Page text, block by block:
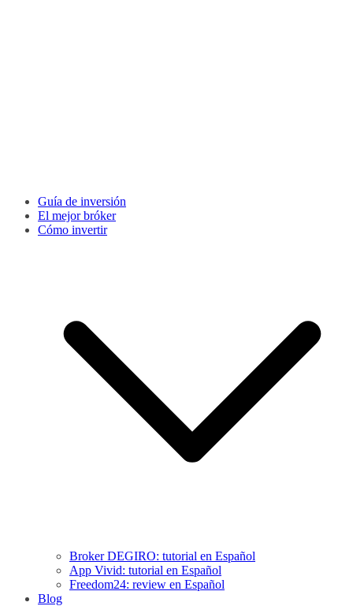
Guía de inversión
El mejor bróker
Cómo invertir
Broker DEGIRO: tutorial en Español
App Vivid: tutorial en Español
Freedom24: review en Español
Blog